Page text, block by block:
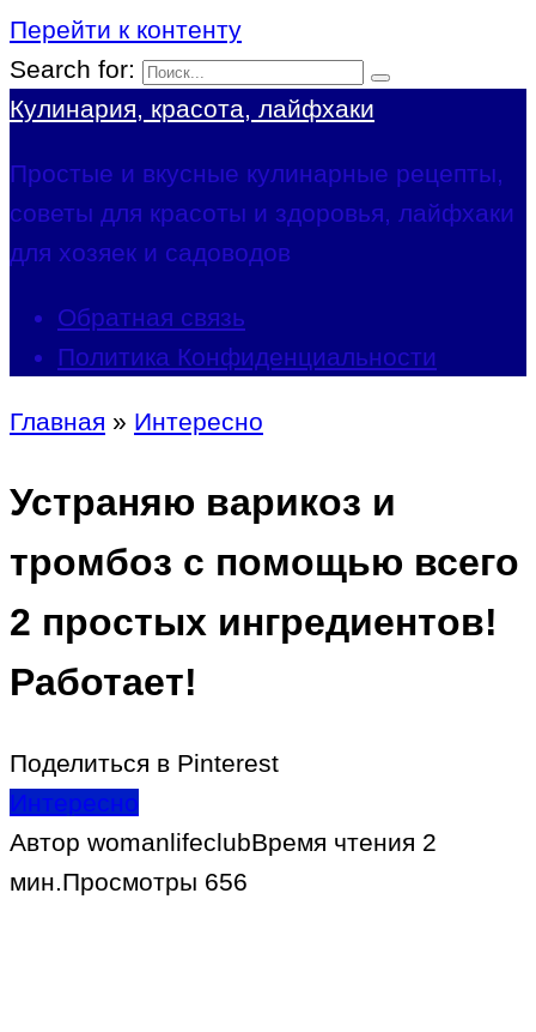
Перейти к контенту
Search for:
Кулинария, красота, лайфхаки
Простые и вкусные кулинарные рецепты,
советы для красоты и здоровья, лайфхаки
для хозяек и садоводов
Обратная связь
Политика Конфиденциальности
Главная » Интересно
Устраняю варикоз и
тромбоз с помощью всего
2 простых ингредиентов!
Работает!
Поделиться в Pinterest
Интересно
Автор womanlifeclubВремя чтения 2
мин.Просмотры 656